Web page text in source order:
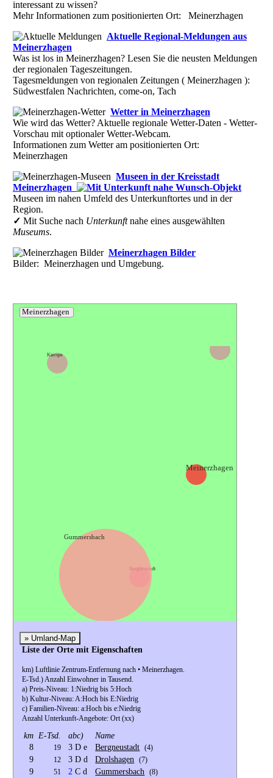
interessant zu wissen?
Mehr Informationen zum positionierten Ort: Meinerzhagen
Aktuelle Regional-Meldungen aus
Meinerzhagen
Was ist los in Meinerzhagen? Lesen Sie die neusten Meldungen
der regionalen Tageszeitungen.
Tagesmeldungen von regionalen Zeitungen ( Meinerzhagen ):
Südwestfalen Nachrichten, come-on, Tach
Wetter in Meinerzhagen
Wie wird das Wetter? Aktuelle regionale Wetter-Daten - Wetter-
Vorschau mit optionaler Wetter-Webcam.
Informationen zum Wetter am positionierten Ort:
Meinerzhagen
Museen in der Kreisstadt
Meinerzhagen
Museen im nahen Umfeld des Unterkunftortes und in der
Region.
✓ Mit Suche nach Unterkunftnahe eines ausgewählten
Museums.
Meinerzhagen Bilder
Bilder: Meinerzhagen und Umgebung.
Meinerzhagen
Kierspe
Bergneustadt
Meinerzhagen
Gummersbach
» Umland-Map
Liste der Orte mit Eigenschaften
km) Luftlinie Zentrum-Entfernung nach • Meinerzhagen.
E-Tsd.) Anzahl Einwohner in Tausend.
a) Preis-Niveau: 1:Niedrig bis 5:Hoch
b) Kultur-Niveau: A:Hoch bis E:Niedrig
c) Familien-Niveau: a:Hoch bis e:Niedrig
Anzahl Unterkunft-Angebote: Ort (xx)
km E-Tsd. abc)
Name
8
19 3 D e Bergneustadt (4)
9 12 3 D d Drolshagen (7)
9 51 2 C d Gummersbach (8)